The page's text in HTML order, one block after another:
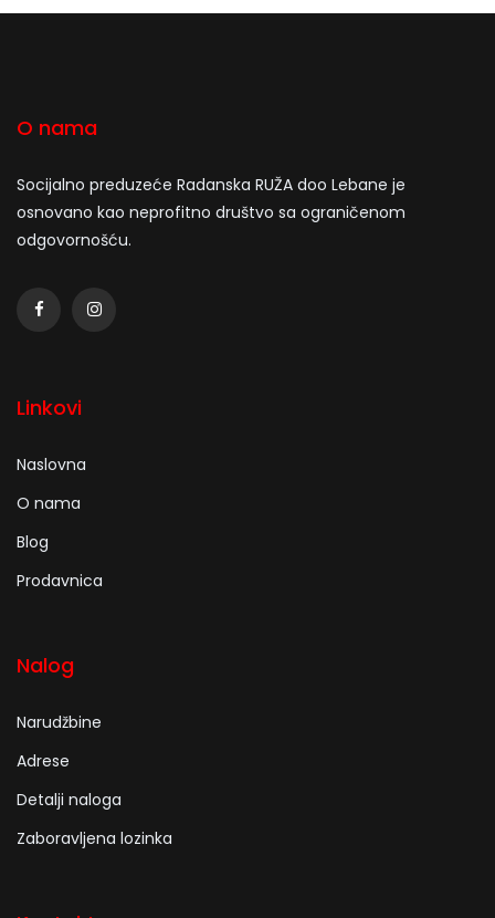
O nama
Socijalno preduzeće Radanska RUŽA doo Lebane je
osnovano kao neprofitno društvo sa ograničenom
odgovornošću.
Linkovi
Naslovna
O nama
Blog
Prodavnica
Nalog
Narudžbine
Adrese
Detalji naloga
Zaboravljena lozinka